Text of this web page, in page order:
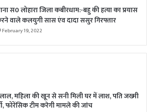
स0 लोहारा जिला कबीरधाम:-बहु की हत्या का प्रयास
वाले कलयुगी सास एंव दादा ससुर गिरफ्तार
February 19, 2022
महिला की खून से सनी मिली घर में लाश, पति जख्मी
फोरेंसिक टीम करेगी मामले की जांच